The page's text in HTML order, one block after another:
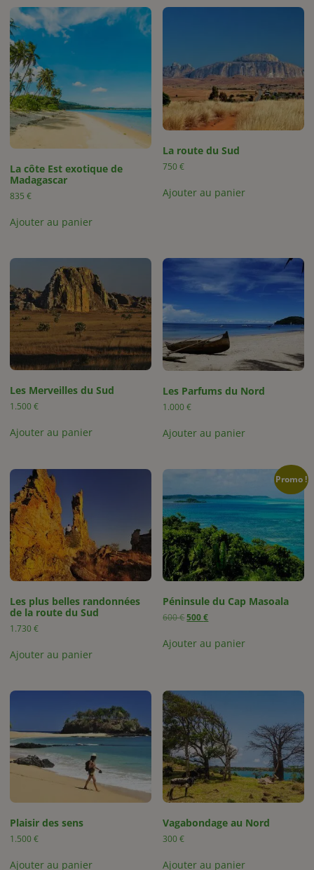
La côte Est exotique de
Madagascar
835 €
Ajouter au panier
La route du Sud
750€
Ajouter au panier
Les Merveilles du Sud
1.500 €
Ajouter au panier
Les Parfums du Nord
1.000€
Ajouter au panier
Les plus belles randonnées
de la route du Sud
1.730 €
Ajouter au panier
Promo !
Péninsule du Cap Masoala
600€Original
was:
600 €.
500€Current
is:
500 €.
Ajouter au panier
Plaisir des sens
1.500 €
Ajouter au panier
Vagabondage au Nord
300€
Ajouter au panier